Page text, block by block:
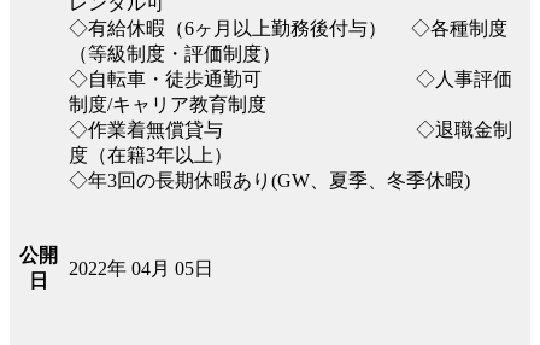
◇有給休暇（6ヶ月以上勤務後付与） ◇各種制度
（等級制度・評価制度）
◇自転車・徒歩通勤可 ◇人事評価
制度/キャリア教育制度
◇作業着無償貸与 ◇退職金制
度（在籍3年以上）
◇年3回の長期休暇あり(GW、夏季、冬季休暇)
公開
日
2022年 04月 05日